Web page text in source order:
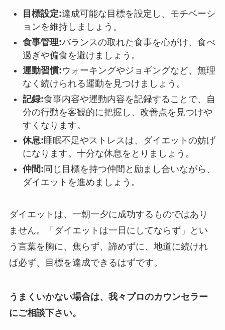
目標設定:達成可能な目標を設定し、モチベーシ
ョンを維持しましょう。
食事管理:バランスの取れた食事を心がけ、食べ
過ぎや偏食を避けましょう。
運動習慣:ウォーキングやジョギングなど、無理
なく続けられる運動を見つけましょう。
記録:食事内容や運動内容を記録することで、自
分の行動を客観的に把握し、改善点を見つけや
すくなります。
休息:睡眠不足やストレスは、ダイエットの妨げ
になります。十分な休息をとりましょう。
仲間: 同じ目標を持つ仲間と励まし合いながら、
ダイエットを進めましょう。
ダイエットは、一朝一夕に成功するものではあり
ません。「ダイエットは一日にしてならず」とい
う言葉を胸に、焦らず、諦めずに、地道に続けれ
ば必ず、目標を達成できるはずです。
うまくいかない場合は、我々プロのカウンセラー
にご相談下さい。